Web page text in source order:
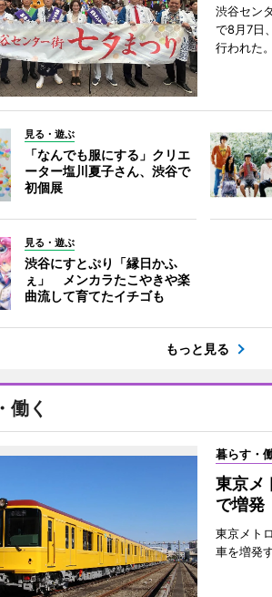
渋谷セン
で8月7日
行われた。
見る・遊ぶ
「なんでも服にする」クリエ
ーター塩川夏子さん、渋谷で
初個展
見る・遊ぶ
渋谷にすとぷり「縁日かふ
ぇ」 メンカラたこやきや楽
曲流して育てたイチゴも
もっと見る
働く
暮らす・
東京メ
で増
東京メト
車を増発